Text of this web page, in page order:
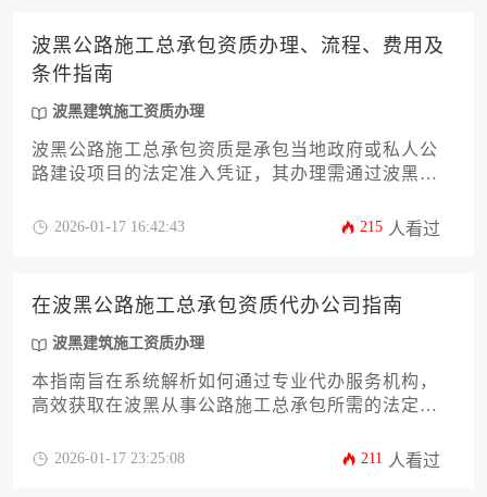
波黑公路施工总承包资质办理、流程、费用及
条件指南
波黑建筑施工资质办理
波黑公路施工总承包资质是承包当地政府或私人公
路建设项目的法定准入凭证，其办理需通过波黑实
术人员配置、工程业绩等核心条件，完整流程包含
欧元之间。
2026-01-17 16:42:43 215 人看过
在波黑公路施工总承包资质代办公司指南
波黑建筑施工资质办理
本指南旨在系统解析如何通过专业代办服务机构，
高效获取在波黑从事公路施工总承包所需的法定资
避等关键维度，为有意进入波黑基建市场的企业提
2026-01-17 23:25:08 211 人看过